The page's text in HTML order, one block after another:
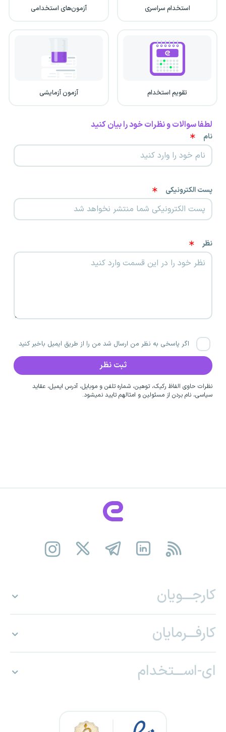
استخدام سراسری آزمون‌های استخدامی
تقویم استخدام آزمون آزمایشی
لطفا سوالات و نظرات خود را بیان کنید
نام
پست الکترونیکی
نظر
اگر پاسخی به نظر من ارسال شد من را از طریق ایمیل باخبر کنید
نظرات حاوی الفاظ رکیک، توهین، شماره تلفن و موبایل، آدرس ایمیل، عقاید
سیاسی، نام بردن از مسئولین و امثالهم تایید نمیشود.
کارجـــویان
کارفـــرمایان
ای-اســـتخدام